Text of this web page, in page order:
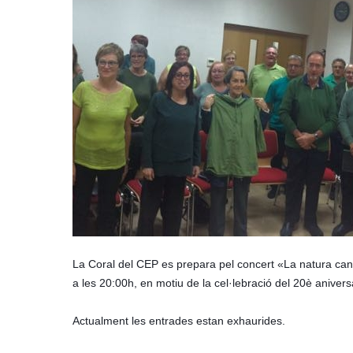
La Coral del CEP es prepara pel concert «La natura
a les 20:00h, en motiu de la cel·lebració del 20è
Actualment les entrades estan exhaurides.